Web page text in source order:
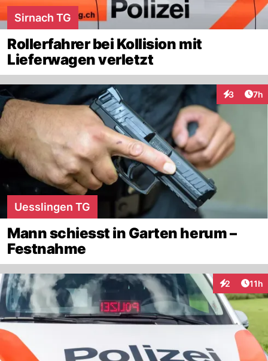
Sirnach TG
Rollerfahrer bei Kollision mit
Lieferwagen verletzt
3 7h
Uesslingen TG
Mann schiesst in Garten herum –
Festnahme
2 11h